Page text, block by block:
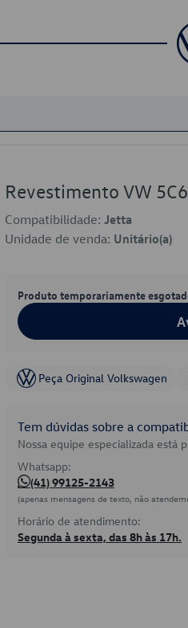
Revestimento VW
Compatibilidade: Jetta
Unidade de venda: Unitário(a)
Produto temporariamente
Peça Original Volkswagen
Tem dúvidas sobre a
Nossa equipe especializada está
Whatsapp:
(41) 99125-2143
(apenas mensagens de texto, não
Horário de atendimento:
Segunda à sexta, das 8h às 17h.